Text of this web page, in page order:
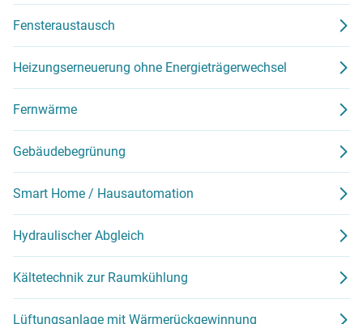
Fensteraustausch
Heizungserneuerung ohne Energieträgerwechsel
Fernwärme
Gebäudebegrünung
Smart Home / Hausautomation
Hydraulischer Abgleich
Kältetechnik zur Raumkühlung
Lüftungsanlage mit Wärmerückgewinnung